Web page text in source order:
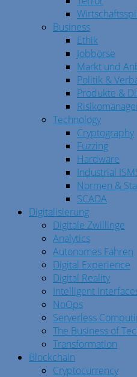
Business
Ethik
Jobbörse
Markt und
Politik &
Produkte &
Technology
Cryptography
Fuzzing
Hardware
Industrial
Normen &
SCADA
Digitalisierung
Digitale Zwillinge
Analytics
Autonomes Fahren
Digital Experience
Digital Reality
Intelligent
NoOps
Serverless
The Business of
Transformation
Blockchain
Cryptocurrency